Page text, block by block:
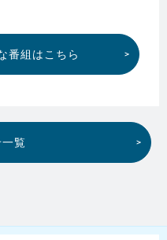
番組はこちら
覧